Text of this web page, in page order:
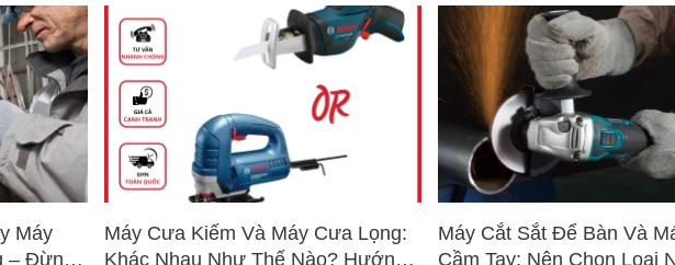
Máy
– Đừng
Máy Cưa Kiếm Và Máy Cưa Lọng:
Khác Nhau Như Thế Nào? Hướng
Máy Cắt Sắt Để Bàn Và
Cầm Tay: Nên Chọn Loại